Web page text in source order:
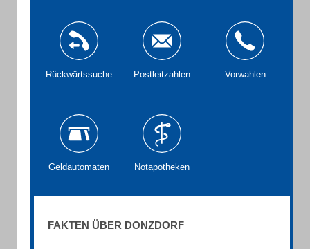
Rückwärtssuche Postleitzahlen Vorwahlen
Geldautomaten Notapotheken
FAKTEN ÜBER DONZDORF